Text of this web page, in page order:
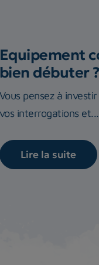
Equipement
bien débuter ?
Vous pensez à
vos interrogations et...
Lire la suite